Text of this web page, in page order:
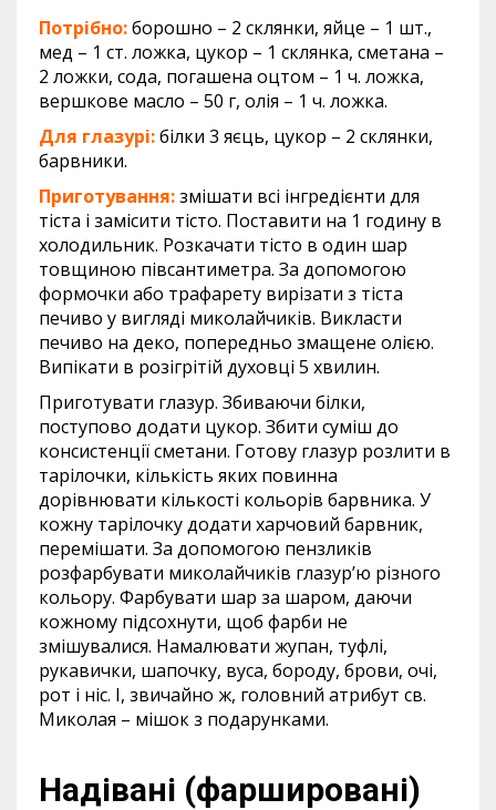
Потрібно:борошно – 2 склянки, яйце – 1 шт.,
мед – 1 ст. ложка, цукор – 1 склянка, сметана –
2 ложки, сода, погашена оцтом – 1 ч. ложка,
вершкове масло – 50 г, олія – 1 ч. ложка.
Для глазурі:білки 3 яєць, цукор – 2 склянки,
барвники.
Приготування:змішати всі інгредієнти для
тіста і замісити тісто. Поставити на 1 годину в
холодильник. Розкачати тісто в один шар
товщиною півсантиметра. За допомогою
формочки або трафарету вирізати з тіста
печиво у вигляді миколайчиків. Викласти
печиво на деко, попередньо змащене олією.
Випікати в розігрітій духовці 5 хвилин.
Приготувати глазур. Збиваючи білки,
поступово додати цукор. Збити суміш до
консистенції сметани. Готову глазур розлити в
тарілочки, кількість яких повинна
дорівнювати кількості кольорів барвника. У
кожну тарілочку додати харчовий барвник,
перемішати. За допомогою пензликів
розфарбувати миколайчиків глазур’ю різного
кольору. Фарбувати шар за шаром, даючи
кожному підсохнути, щоб фарби не
змішувалися. Намалювати жупан, туфлі,
рукавички, шапочку, вуса, бороду, брови, очі,
рот і ніс. І, звичайно ж, головний атрибут св.
Миколая – мішок з подарунками.
Надівані (фаршировані)